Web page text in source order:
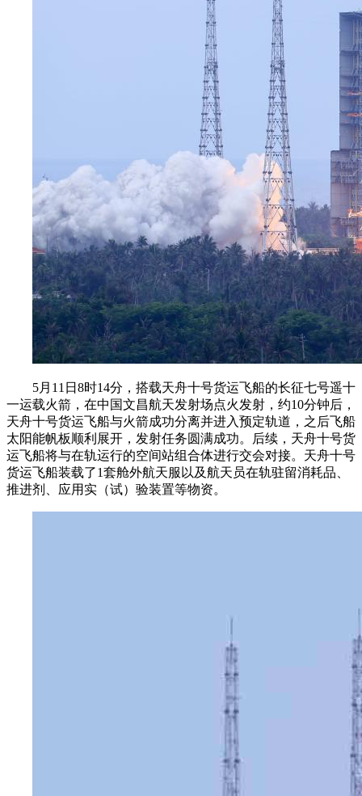
5月11日8时14分，搭载天舟十号货运飞船的长征七号遥十
一运载火箭，在中国文昌航天发射场点火发射，约10分钟后，
天舟十号货运飞船与火箭成功分离并进入预定轨道，之后飞船
太阳能帆板顺利展开，发射任务圆满成功。后续，天舟十号货
运飞船将与在轨运行的空间站组合体进行交会对接。天舟十号
货运飞船装载了1套舱外航天服以及航天员在轨驻留消耗品、
推进剂、应用实（试）验装置等物资。